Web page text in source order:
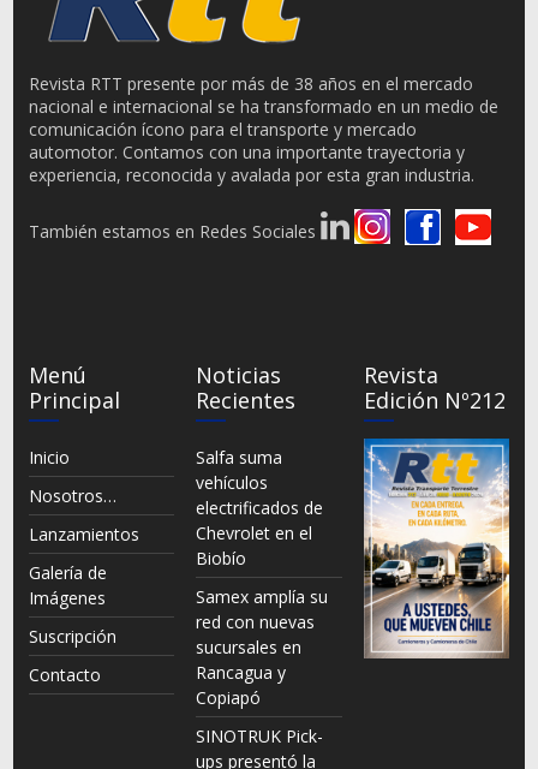
Revista RTT presente por más de 38 años en el mercado
nacional e internacional se ha transformado en un medio de
comunicación ícono para el transporte y mercado
automotor. Contamos con una importante trayectoria y
experiencia, reconocida y avalada por esta gran industria.
También estamos en Redes Sociales
Menú
Principal
Inicio
Nosotros…
Lanzamientos
Galería de
Imágenes
Suscripción
Contacto
Noticias
Recientes
Salfa suma
vehículos
electrificados de
Chevrolet en el
Biobío
Samex amplía su
red con nuevas
sucursales en
Rancagua y
Copiapó
SINOTRUK Pick-
ups presentó la
Revista
Edición Nº212